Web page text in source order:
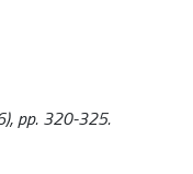
pp. 320-325.